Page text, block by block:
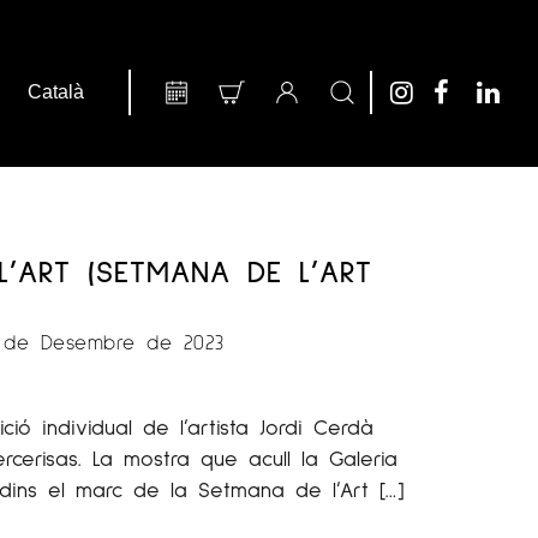
(SETMANA DE L’ART
Desembre de 2023
individual de l’artista Jordi Cerdà
La mostra que acull la Galeria
el marc de la Setmana de l’Art […]